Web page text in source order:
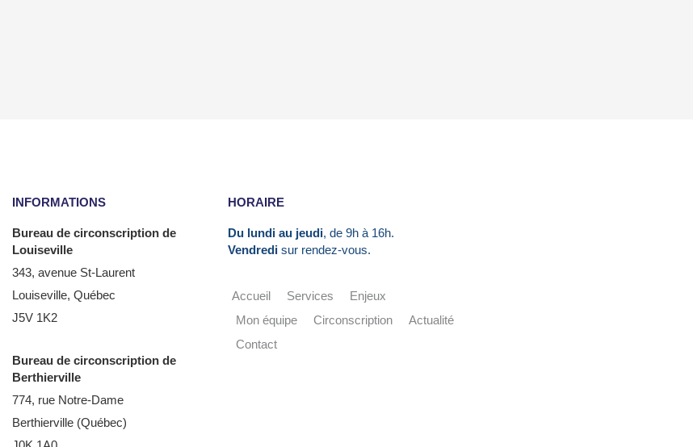
INFORMATIONS
Bureau de circonscription de
Louiseville
343, avenue St-Laurent
Louiseville, Québec
J5V 1K2
Bureau de circonscription de
Berthierville
774, rue Notre-Dame
Berthierville (Québec)
HORAIRE
Du lundi au jeudi, de 9h à 16h.
Vendredisur rendez-vous.
Accueil Services
Enjeux
Mon équipe
Circonscription
Actualité
Contact